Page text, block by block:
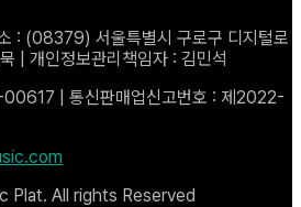
: (08379) 서울특별시 구로구 디지털로
| 개인정보관리책임자 : 김민석
| 통신판매업신고번호 : 제2022-
Plat. All rights Reserved